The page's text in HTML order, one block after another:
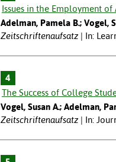
Issues in the Employment
Adelman, Pamela B.; Vogel,
Zeitschriftenaufsatz
In:
4
The Success of College
Vogel, Susan A.; Adelman,
Zeitschriftenaufsatz
In: